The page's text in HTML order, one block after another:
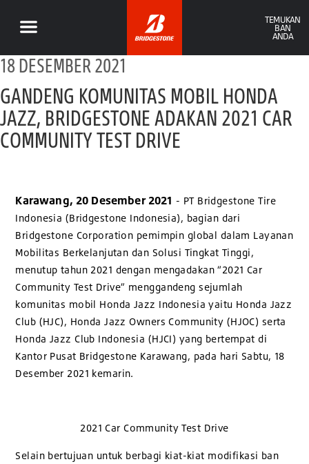
TEMUKAN
BAN
ANDA
18 DESEMBER 2021
GANDENG KOMUNITAS MOBIL HONDA
JAZZ, BRIDGESTONE ADAKAN 2021 CAR
COMMUNITY TEST DRIVE
Karawang, 20 Desember 2021 - PT Bridgestone Tire
Indonesia (Bridgestone Indonesia), bagian dari
Bridgestone Corporation pemimpin global dalam Layanan
Mobilitas Berkelanjutan dan Solusi Tingkat Tinggi,
menutup tahun 2021 dengan mengadakan “2021 Car
Community Test Drive” menggandeng sejumlah
komunitas mobil Honda Jazz Indonesia yaitu Honda Jazz
Club (HJC), Honda Jazz Owners Community (HJOC) serta
Honda Jazz Club Indonesia (HJCI) yang bertempat di
Kantor Pusat Bridgestone Karawang, pada hari Sabtu, 18
Desember 2021 kemarin.
2021 Car Community Test Drive
Selain bertujuan untuk berbagi kiat-kiat modifikasi ban